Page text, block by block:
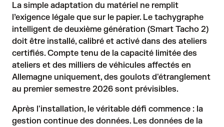
La simple adaptation du matériel ne remplit
l’exigence légale que sur le papier. Le tachygraphe
intelligent de deuxième génération (Smart Tacho 2)
doit être installé, calibré et activé dans des ateliers
certifiés. Compte tenu de la capacité limitée des
ateliers et des milliers de véhicules affectés en
Allemagne uniquement, des goulots d'étranglement
au premier semestre 2026 sont prévisibles.
Après l'installation, le véritable défi commence : la
gestion continue des données. Les données de la